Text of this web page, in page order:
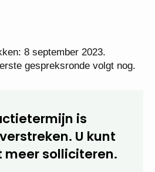
8 september 2023.
gespreksronde volgt nog.
is
U kunt
meer solliciteren.